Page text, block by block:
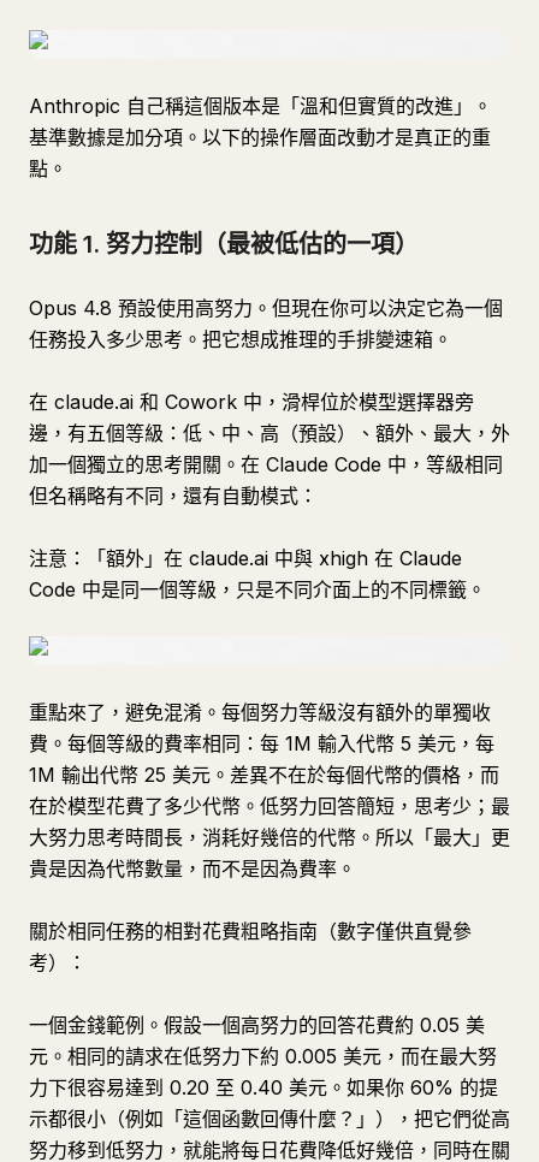
Anthropic 自己稱這個版本是「溫和但實質的改進」。
基準數據是加分項。以下的操作層面改動才是真正的重
點。
功能 1. 努力控制（最被低估的一項）
Opus 4.8 預設使用高努力。但現在你可以決定它為一個
任務投入多少思考。把它想成推理的手排變速箱。
在 claude.ai 和 Cowork 中，滑桿位於模型選擇器旁
邊，有五個等級：低、中、高（預設）、額外、最大，外
加一個獨立的思考開關。在 Claude Code 中，等級相同
但名稱略有不同，還有自動模式：
注意：「額外」在 claude.ai 中與 xhigh 在 Claude
Code 中是同一個等級，只是不同介面上的不同標籤。
重點來了，避免混淆。每個努力等級沒有額外的單獨收
費。每個等級的費率相同：每 1M 輸入代幣 5 美元，每
1M 輸出代幣 25 美元。差異不在於每個代幣的價格，而
在於模型花費了多少代幣。低努力回答簡短，思考少；最
大努力思考時間長，消耗好幾倍的代幣。所以「最大」更
貴是因為代幣數量，而不是因為費率。
關於相同任務的相對花費粗略指南（數字僅供直覺參
考）：
一個金錢範例。假設一個高努力的回答花費約 0.05 美
元。相同的請求在低努力下約 0.005 美元，而在最大努
力下很容易達到 0.20 至 0.40 美元。如果你 60% 的提
示都很小（例如「這個函數回傳什麼？」），把它們從高
努力移到低努力，就能將每日花費降低好幾倍，同時在關